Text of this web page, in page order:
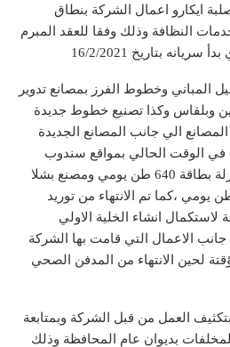
ايكارو اعمال الشركة بنطاق
النظافة وذلك وفقا للعقد المبرم
بتاريخ 16/2/2021
المباني وخطوط الفرز بمصانع تدوير
وبلقاس وكذا تصنيع خطوط جديدة
الي جانب المصانع الجديدة
في الوقت الحالي بمواقع سندوب
بطاقة 1200 طن يومي والمنزلة بطاقة 640 طن يومي ومصنع بشلا
ميت غمر بطاقة 500 طن يومي ،كما تم الانتهاء من توريد
لاستكمال انشاء الخلية الاولي
الاعمال التي قامت بها الشركة
لحين الانتهاء من المدفن الصحي
العمل من قبل الشركة وبمتابعة
بديوان عام المحافظة وذلك